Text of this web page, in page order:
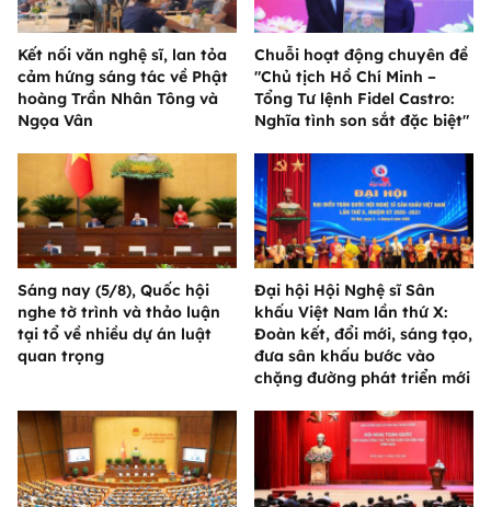
Kết nối văn nghệ sĩ, lan tỏa
cảm hứng sáng tác về Phật
hoàng Trần Nhân Tông và
Ngọa Vân
Chuỗi hoạt động chuyên đề
"Chủ tịch Hồ Chí Minh –
Tổng Tư lệnh Fidel Castro:
Nghĩa tình son sắt đặc biệt"
Sáng nay (5/8), Quốc hội
nghe tờ trình và thảo luận
tại tổ về nhiều dự án luật
quan trọng
Đại hội Hội Nghệ sĩ Sân
khấu Việt Nam lần thứ X:
Đoàn kết, đổi mới, sáng tạo,
đưa sân khấu bước vào
chặng đường phát triển mới